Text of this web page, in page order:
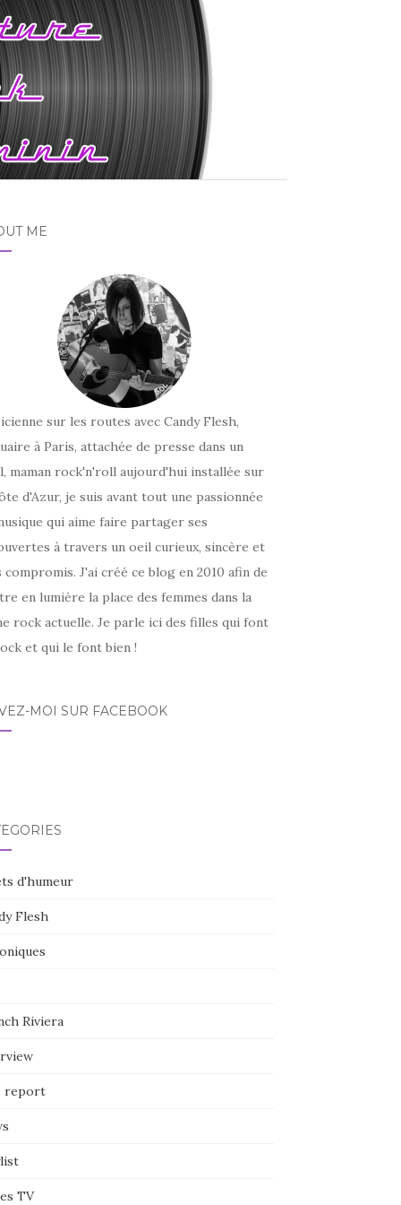
ME
sur les routes avec Candy Flesh,
à Paris, attachée de presse dans un
maman rock'n'roll aujourd'hui installée sur
d'Azur, je suis avant tout une passionnée
qui aime faire partager ses
à travers un oeil curieux, sincère et
compromis. J'ai créé ce blog en 2010 afin de
en lumière la place des femmes dans la
rock actuelle. Je parle ici des filles qui font
et qui le font bien !
MOI SUR FACEBOOK
d'humeur
Flesh
Riviera
report
TV